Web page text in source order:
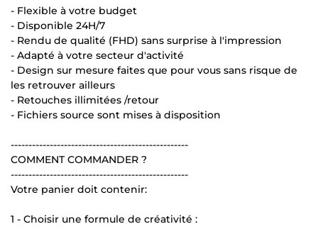
- Flexible à votre budget
- Disponible 24H/7
- Rendu de qualité (FHD) sans surprise à l'impression
- Adapté à votre secteur d'activité
- Design sur mesure faites que pour vous sans risque de
les retrouver ailleurs
- Retouches illimitées /retour
- Fichiers source sont mises à disposition
--------------------------------------------------
COMMENT COMMANDER ?
--------------------------------------------------
Votre panier doit contenir:
1 - Choisir une formule de créativité :